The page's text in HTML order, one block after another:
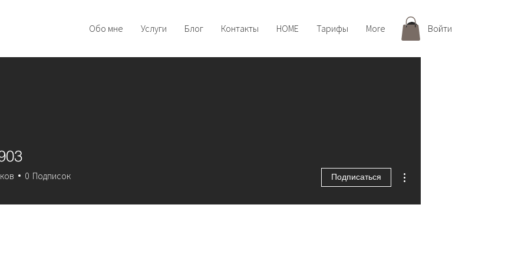
Обо мне Услуги Блог Контакты HOME Тарифы More Войти
0 Подписок Подписаться